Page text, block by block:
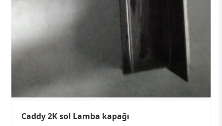
Caddy 2K sol Lamba kapağı